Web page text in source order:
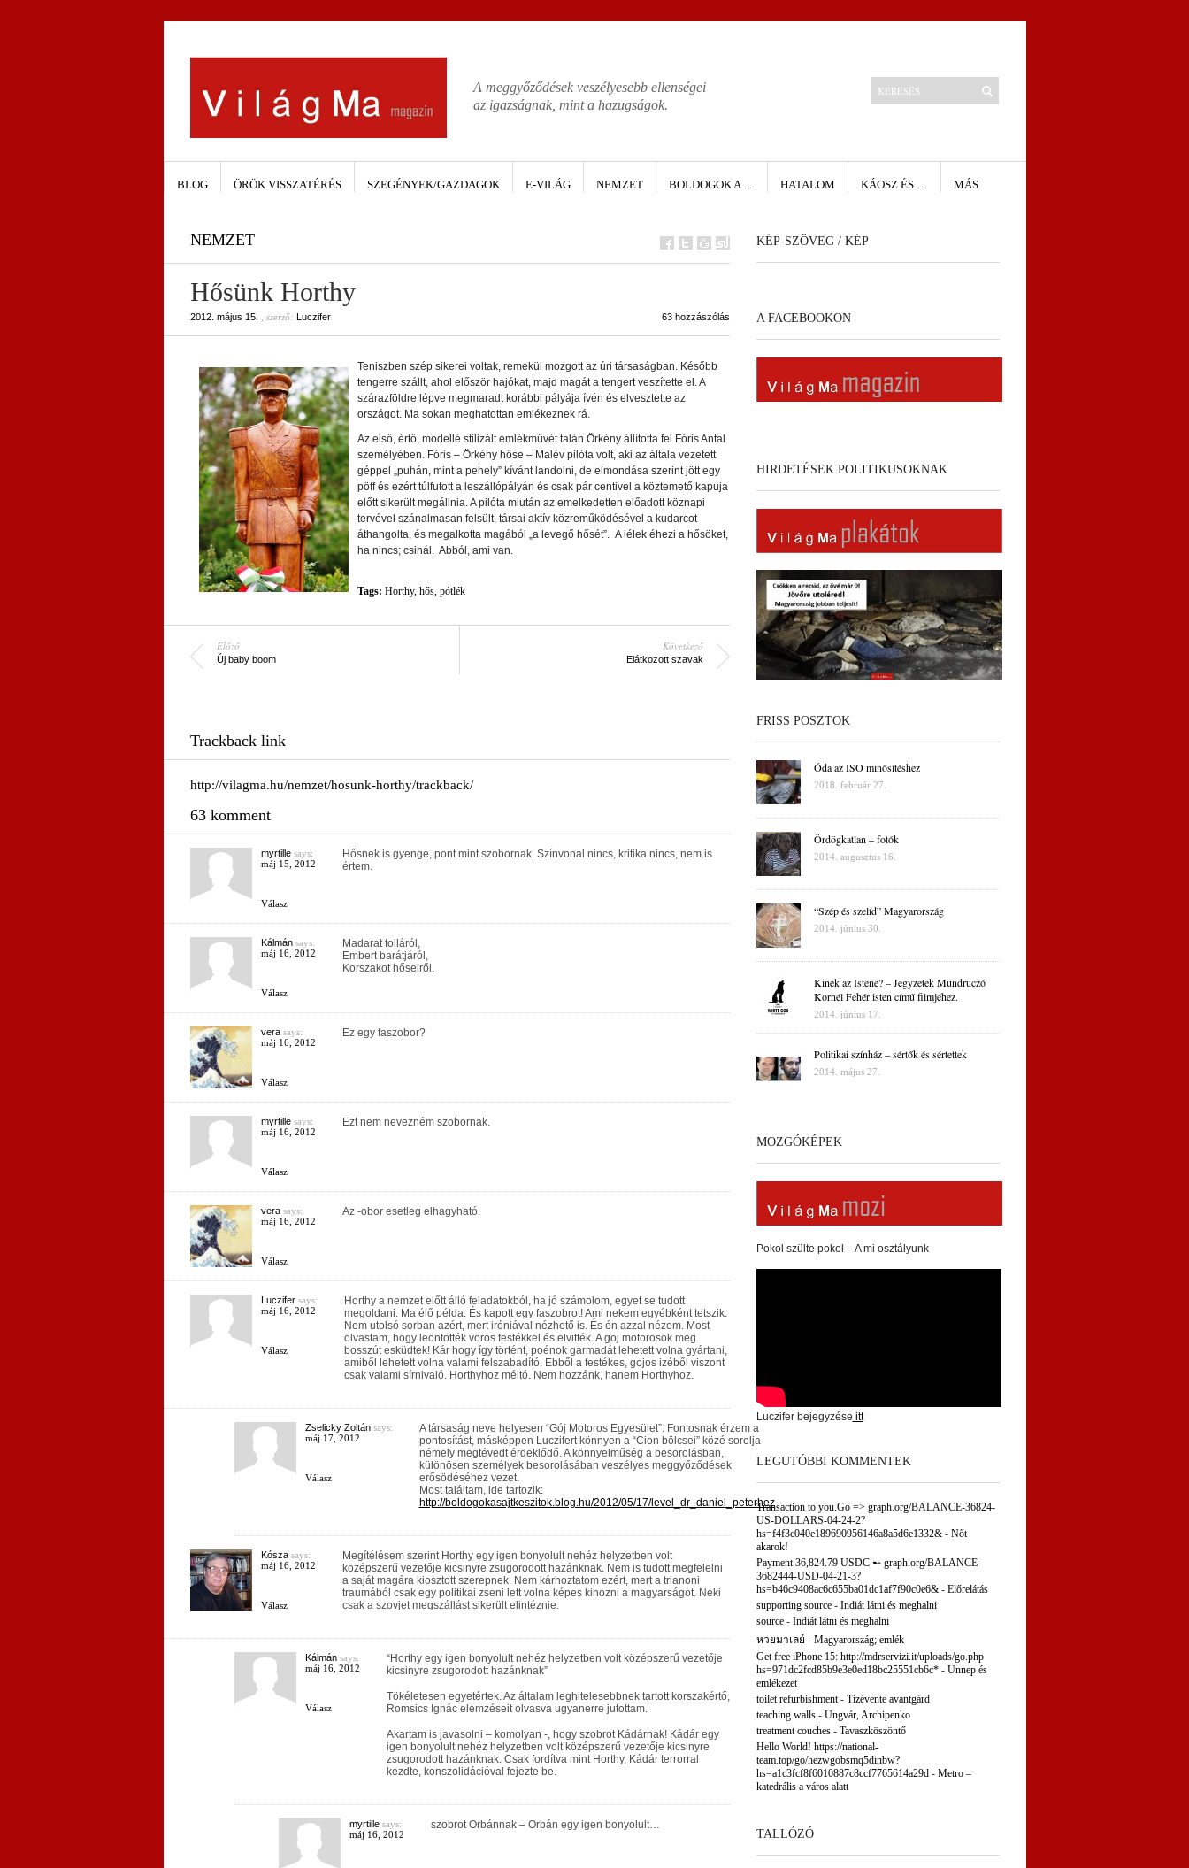
A meggyőződések veszélyesebb ellenségei
az igazságnak, mint a hazugságok.
BLOG ÖRÖK VISSZATÉRÉS SZEGÉNYEK/GAZDAGOK E-VILÁG NEMZET BOLDOGOK A … HATALOM KÁOSZ ÉS … MÁS
NEMZET
Hősünk Horthy
2012. május 15. , szerző: Luczifer 63 hozzászólás
Teniszben szép sikerei voltak, remekül mozgott az úri társaságban. Később
tengerre szállt, ahol először hajókat, majd magát a tengert veszítette el. A
szárazföldre lépve megmaradt korábbi pályája ívén és elvesztette az
országot. Ma sokan meghatottan emlékeznek rá.
Az első, értő, modellé stilizált emlékművét talán Örkény állította fel Fóris Antal
személyében. Fóris – Örkény hőse – Malév pilóta volt, aki az általa vezetett
géppel „puhán, mint a pehely” kívánt landolni, de elmondása szerint jött egy
pöff és ezért túlfutott a leszállópályán és csak pár centivel a köztemető kapuja
előtt sikerült megállnia. A pilóta miután az emelkedetten előadott köznapi
tervével szánalmasan felsült, társai aktív közreműködésével a kudarcot
áthangolta, és megalkotta magából „a levegő hősét”. A lélek éhezi a hősöket,
ha nincs; csinál. Abból, ami van.
Tags: Horthy, hős, pótlék
Előző
Új baby boom
Következő
Elátkozott szavak
Trackback link
http://vilagma.hu/nemzet/hosunk-horthy/trackback/
63 komment
myrtillesays:
máj 15, 2012
Válasz
Hősnek is gyenge, pont mint szobornak. Színvonal nincs, kritika nincs, nem is
értem.
Kálmánsays:
máj 16, 2012
Válasz
Madarat tolláról,
Embert barátjáról,
Korszakot hőseiről.
verasays:
máj 16, 2012
Válasz
Ez egy faszobor?
myrtillesays:
máj 16, 2012
Válasz
Ezt nem nevezném szobornak.
verasays:
máj 16, 2012
Válasz
Az -obor esetleg elhagyható.
Luczifersays:
máj 16, 2012
Válasz
Horthy a nemzet előtt álló feladatokból, ha jó számolom, egyet se tudott
megoldani. Ma élő példa. És kapott egy faszobrot! Ami nekem egyébként tetszik.
Nem utolsó sorban azért, mert iróniával nézhető is. És én azzal nézem. Most
olvastam, hogy leöntötték vörös festékkel és elvitték. A goj motorosok meg
bosszút esküdtek! Kár hogy így történt, poénok garmadát lehetett volna gyártani,
amiből lehetett volna valami felszabadító. Ebből a festékes, gojos izéből viszont
csak valami sírnivaló. Horthyhoz méltó. Nem hozzánk, hanem Horthyhoz.
Zselicky Zoltánsays:
máj 17, 2012
Válasz
A társaság neve helyesen “Gój Motoros Egyesület”. Fontosnak érzem a
pontosítást, másképpen Luczifert könnyen a “Cion bölcsei” közé sorolja
némely megtévedt érdeklődő. A könnyelműség a besorolásban,
különösen személyek besorolásában veszélyes meggyőződések
erősödéséhez vezet.
Most találtam, ide tartozik:
http://boldogokasajtkeszitok.blog.hu/2012/05/17/level_dr_daniel_peterhez
Kószasays:
máj 16, 2012
Válasz
Megítélésem szerint Horthy egy igen bonyolult nehéz helyzetben volt
középszerű vezetője kicsinyre zsugorodott hazánknak. Nem is tudott megfelelni
a saját magára kiosztott szerepnek. Nem kárhoztatom ezért, mert a trianoni
traumából csak egy politikai zseni lett volna képes kihozni a magyarságot. Neki
csak a szovjet megszállást sikerült elintéznie.
Kálmánsays:
máj 16, 2012
Válasz
“Horthy egy igen bonyolult nehéz helyzetben volt középszerű vezetője
kicsinyre zsugorodott hazánknak”
Tökéletesen egyetértek. Az általam leghitelesebbnek tartott korszakértő,
Romsics Ignác elemzéseit olvasva ugyanerre jutottam.
Akartam is javasolni – komolyan -, hogy szobrot Kádárnak! Kádár egy
igen bonyolult nehéz helyzetben volt középszerű vezetője kicsinyre
zsugorodott hazánknak. Csak fordítva mint Horthy, Kádár terrorral
kezdte, konszolidációval fejezte be.
myrtillesays:
máj 16, 2012
szobrot Orbánnak – Orbán egy igen bonyolult…
KÉP-SZÖVEG / KÉP
A FACEBOOKON
HIRDETÉSEK POLITIKUSOKNAK
FRISS POSZTOK
Óda az ISO minősítéshez
2018. február 27.
Ördögkatlan – fotók
2014. augusztus 16.
“Szép és szelíd” Magyarország
2014. június 30.
Kinek az Istene? – Jegyzetek Mundruczó
Kornél Fehér isten című filmjéhez.
2014. június 17.
Politikai színház – sértők és sértettek
2014. május 27.
MOZGÓKÉPEK
Pokol szülte pokol – A mi osztályunk
Luczifer bejegyzése itt
LEGUTÓBBI KOMMENTEK
Transaction to you.Go => graph.org/BALANCE-36824-
US-DOLLARS-04-24-2?
hs=f4f3c040e189690956146a8a5d6e1332&- Nőt
akarok!
Payment 36,824.79 USDC ➸ graph.org/BALANCE-
3682444-USD-04-21-3?
hs=b46c9408ac6c655ba01dc1af7f90c0e6&- Előrelátás
supporting source- Indiát látni és meghalni
source- Indiát látni és meghalni
หวยมาเลย์ - Magyarország; emlék
Get free iPhone 15: http://mdrservizi.it/uploads/go.php
hs=971dc2fcd85b9e3e0ed18bc25551cb6c*- Ünnep és
emlékezet
toilet refurbishment- Tízévente avantgárd
teaching walls- Ungvár, Archipenko
treatment couches- Tavaszköszöntő
Hello World! https://national-
team.top/go/hezwgobsmq5dinbw?
hs=a1c3fcf8f6010887c8ccf7765614a29d- Metro –
katedrális a város alatt
TALLÓZÓ